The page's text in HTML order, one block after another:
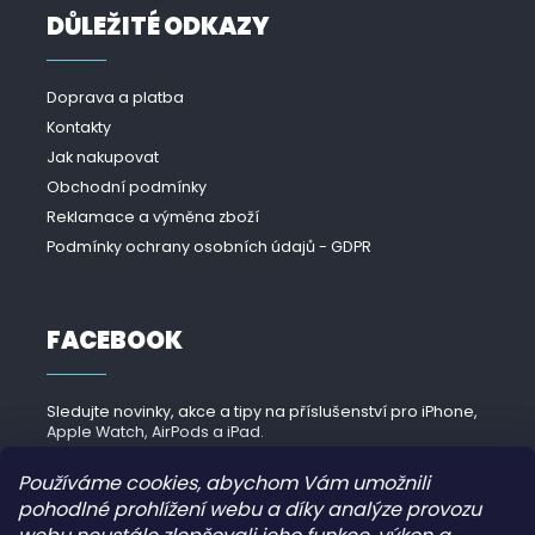
Používáme cookies, abychom Vám umožnili
pohodlné prohlížení webu a díky analýze provozu
DŮLEŽITÉ ODKAZY
Doprava a platba
Kontakty
Jak nakupovat
Obchodní podmínky
Reklamace a výměna zboží
Podmínky ochrany osobních údajů - GDPR
FACEBOOK
Sledujte novinky, akce a tipy na příslušenství pro iPhone,
Apple Watch, AirPods a iPad.